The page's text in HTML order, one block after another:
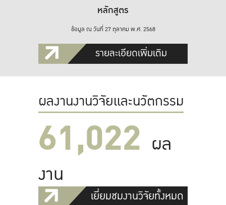
หลักสูตร
ข้อมูล ณ วันที่ 27 ตุลาคม พ.ศ. 2568
รายละเอียดเพิ่มเติม
ผลงานงานวิจัยและนวัตกรรม
61,022 ผล
งาน
เยี่ยมชมงานวิจัยทั้งหมด